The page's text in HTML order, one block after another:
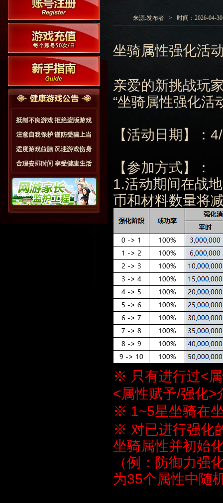
来源:发布者 > 时间：2026-04-30
坐骑属性强化活
亲爱的新挑战玩
“坐骑属性强化活
【活动日期】：
【参加方式】：
1.活动期间在战
币和材料数量将
※ 只有进行过<
<属性赋予/强化>
※ 1~5星坐骑在
※ 对已进行强化
坐骑属性并初始
（例：防御力强
为35个属性中随